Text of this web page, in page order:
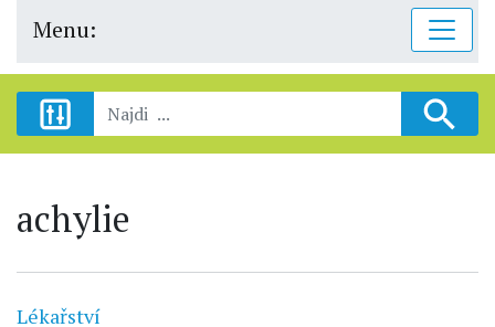
Menu:
achylie
Lékařství